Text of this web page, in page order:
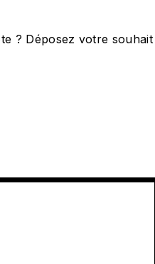
? Déposez votre souhait